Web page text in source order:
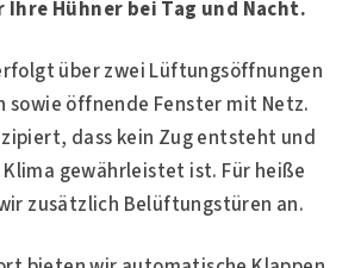
Ihre Hühner bei Tag und Nacht.
über zwei Lüftungsöffnungen
sowie öffnende Fenster mit Netz.
dass kein Zug entsteht und
Klima gewährleistet ist. Für heiße
zusätzlich Belüftungstüren an.